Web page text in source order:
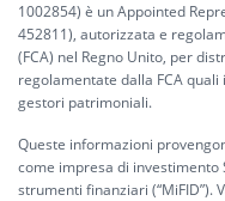
1002854) è un Appointed
452811), autorizzata e
(FCA) nel Regno Unito, per
regolamentate dalla FCA
gestori patrimoniali.
Queste informazioni
come impresa di investimento
strumenti finanziari (“MiFID”).